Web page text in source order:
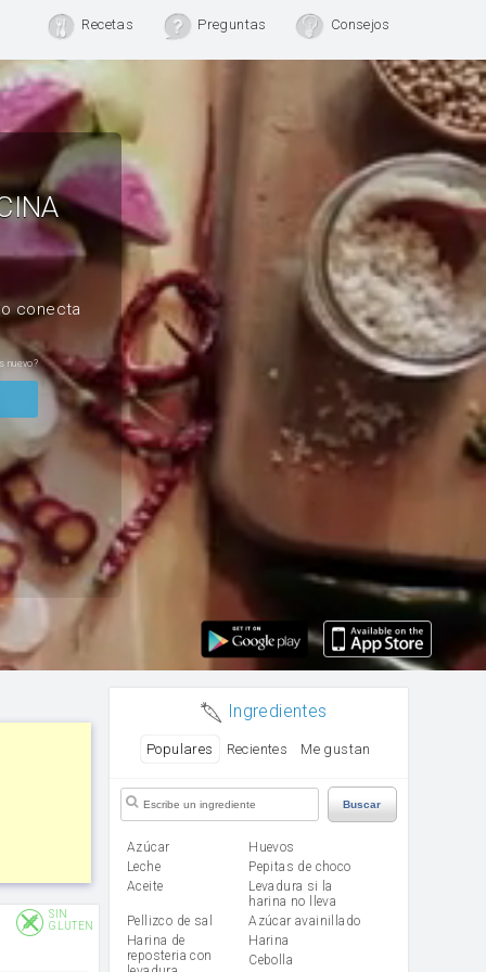
Recetas Preguntas Consejos
conecta
nuevo?
SIN
GLUTEN
Ingredientes
Populares Recientes Me gustan
Buscar
Azúcar
huevos
leche
Pepitas de choco
aceite
Levadura si la
harina no lleva
Pellizco de sal
Azúcar avainillado
Harina de
reposteria con
harina
cebolla